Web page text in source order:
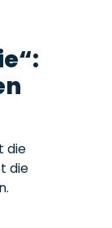
die
die